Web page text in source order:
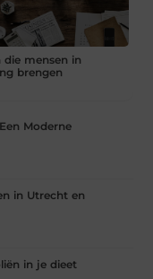
die mensen in
brengen
Moderne
in Utrecht en
in je dieet